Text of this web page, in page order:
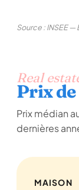
Source : INSEE
Real
Prix
Prix médian
dernières
MAISON